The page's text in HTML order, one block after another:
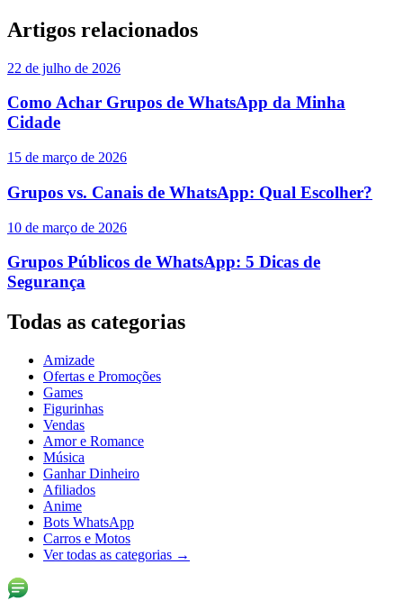
Artigos relacionados
22 de julho de 2026
Como Achar Grupos de WhatsApp da Minha
Cidade
15 de março de 2026
Grupos vs. Canais de WhatsApp: Qual Escolher?
10 de março de 2026
Grupos Públicos de WhatsApp: 5 Dicas de
Segurança
Todas as categorias
Amizade
Ofertas e Promoções
Games
Figurinhas
Vendas
Amor e Romance
Música
Ganhar Dinheiro
Afiliados
Anime
Bots WhatsApp
Carros e Motos
Ver todas as categorias →